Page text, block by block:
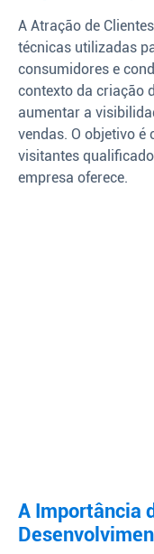
A Atração de
técnicas utilizadas
consumidores e
contexto da criação
aumentar a
vendas. O objetivo
visitantes
empresa oferece.
A Importância